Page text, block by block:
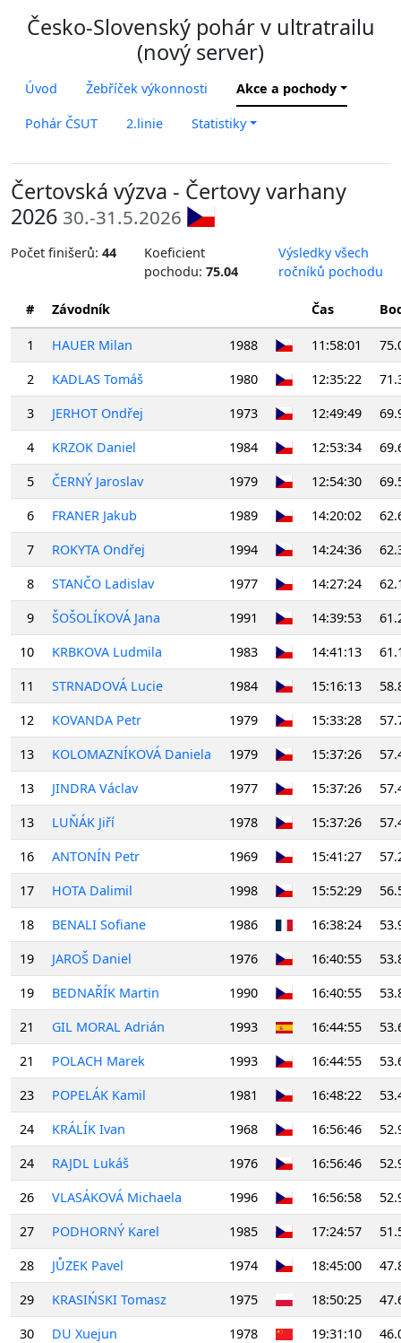
Česko-Slovenský pohár v ultratrailu
(nový server)
Úvod Žebříček výkonnosti Akce a pochody
Pohár ČSUT 2.linie Statistiky
Čertovská výzva - Čertovy varhany
2026 30.-31.5.2026
Počet finišerů: 44
Koeficient
pochodu:75.04
Výsledky všech
ročníků pochodu
# Závodník Čas
1 HAUER Milan 1988 11:58:01
2
KADLAS Tomáš 1980 12:35:22
3
JERHOT Ondřej 1973 12:49:49
4
KRZOK Daniel 1984 12:53:34
5
ČERNÝ Jaroslav 1979 12:54:30
6
FRANER Jakub 1989 14:20:02
7
ROKYTA Ondřej 1994 14:24:36
8
STANČO Ladislav 1977 14:27:24
9
ŠOŠOLÍKOVÁ Jana 1991 14:39:53
10
KRBKOVA Ludmila 1983 14:41:13
11
STRNADOVÁ Lucie 1984 15:16:13
12
KOVANDA Petr 1979 15:33:28
13
KOLOMAZNÍKOVÁ Daniela 1979 15:37:26
13
JINDRA Václav 1977 15:37:26
13
LUŇÁK Jiří 1978 15:37:26
16
ANTONÍN Petr 1969 15:41:27
17
HOTA Dalimil 1998 15:52:29
18
BENALI Sofiane 1986 16:38:24
19
JAROŠ Daniel 1976 16:40:55
19
BEDNAŘÍK Martin 1990 16:40:55
21
GIL MORAL Adrián 1993 16:44:55
21
POLACH Marek 1993 16:44:55
23
POPELÁK Kamil 1981 16:48:22
24
KRÁLÍK Ivan 1968 16:56:46
24
RAJDL Lukáš 1976 16:56:46
26
VLASÁKOVÁ Michaela 1996 16:56:58
27
PODHORNÝ Karel 1985 17:24:57
28
JŮZEK Pavel 1974 18:45:00
29
KRASIŃSKI Tomasz 1975 18:50:25
30
DU Xuejun 1978 19:31:10